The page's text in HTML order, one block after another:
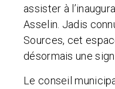
assister à
Asselin. Jadis
Sources, cet
désormais une
Le conseil